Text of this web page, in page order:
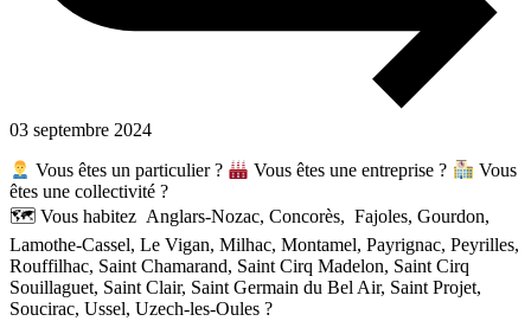
03 septembre 2024
Vous êtes un particulier ? Vous êtes une entreprise ?
Vous
êtes une collectivité ?
🗺 Vous habitez Anglars-Nozac, Concorès, Fajoles, Gourdon,
Lamothe-Cassel, Le Vigan, Milhac, Montamel, Payrignac, Peyrilles,
Rouffilhac, Saint Chamarand, Saint Cirq Madelon, Saint Cirq
Souillaguet, Saint Clair, Saint Germain du Bel Air, Saint Projet,
Soucirac, Ussel, Uzech-les-Oules ?